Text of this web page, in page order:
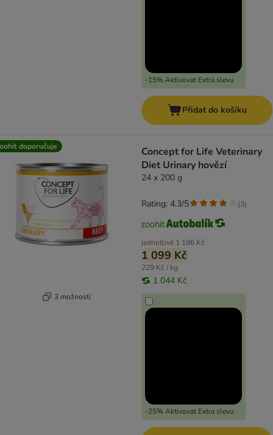
-15% Aktivovat Extra slevu
Přidat do košíku
doporučuje
3 možností
Concept for Life Veterinary
Diet Urinary hovězí
24 x 200 g
jednotlivě 1 196 Kč
1 099 Kč
229 Kč / kg
1 044 Kč
-25% Aktivovat Extra slevu
Rating: 4.3/5 (3)